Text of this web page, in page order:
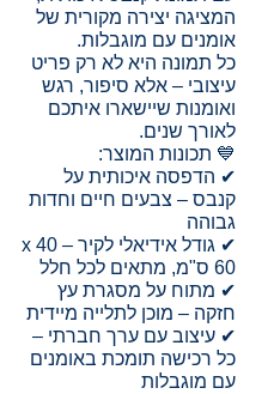
המציגה יצירה מקורית של
אומנים עם מוגבלות.
כל תמונה היא לא רק פריט
עיצובי – אלא סיפור, רגש
ואומנות שיישארו איתכם
לאורך שנים.
💙 תכונות המוצר:
✔ הדפסה איכותית על
קנבס – צבעים חיים וחדות
גבוהה
✔ גודל אידיאלי לקיר – 40 x
60 ס"מ, מתאים לכל חלל
✔ מתוח על מסגרת עץ
חזקה – מוכן לתלייה מיידית
✔ עיצוב עם ערך חברתי –
כל רכישה תומכת באומנים
עם מוגבלות